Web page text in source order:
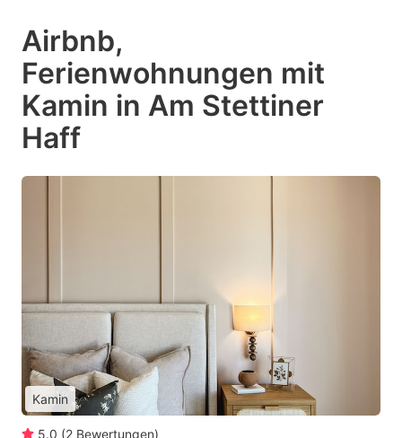
Airbnb,
Ferienwohnungen mit
Kamin in Am Stettiner
Haff
Kamin
5.0 (2 Bewertungen)